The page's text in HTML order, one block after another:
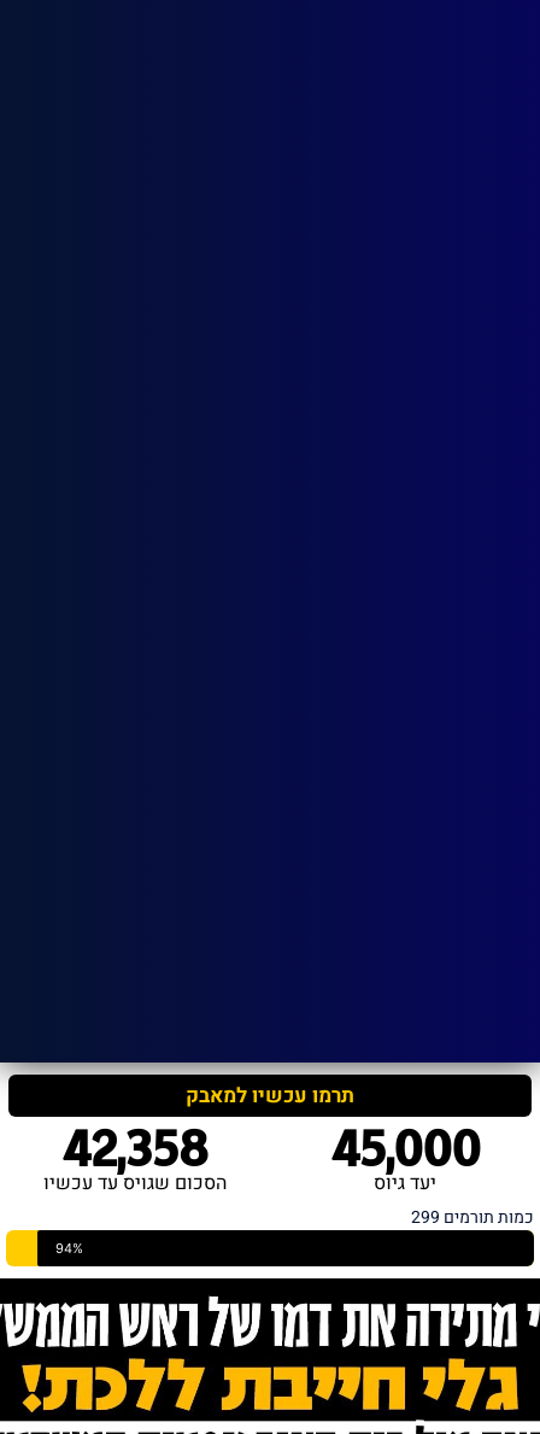
הסכום שגויס עד עכשיו
42,358
יעד גיוס
45,000
תרמו עכשיו למאבק
כמות תורמים 299
94%